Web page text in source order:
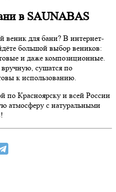
в SAUNABAS
веник для бани? В интернет-
большой выбор веников:
и даже композиционные.
вручную, сушатся по
к использованию.
по Красноярску и всей России
атмосферу с натуральными